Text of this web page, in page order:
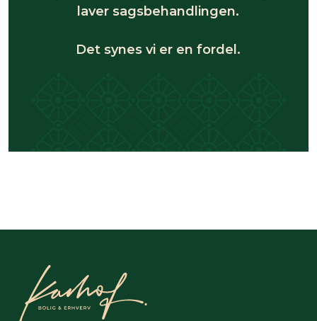
laver sagsbehandlingen.
Det synes vi er en fordel.